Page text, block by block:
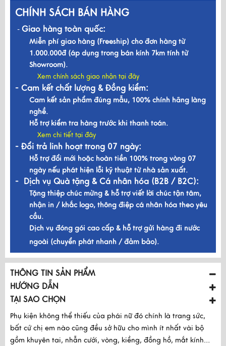
CHÍNH SÁCH BÁN HÀNG
- Giao hàng toàn quốc:
Miễn phí giao hàng (Freeship) cho đơn hàng từ
1.000.000đ (áp dụng trong bán kính 7km tính từ
Showroom).
Xem chính sách giao nhận tại đây
- Cam kết chất lượng & Đồng kiểm:
Cam kết sản phẩm đúng mẫu, 100% chính hãng làng
nghề.
Hỗ trợ kiểm tra hàng trước khi thanh toán.
Xem chi tiết tại đây
- Đổi trả linh hoạt trong 07 ngày:
Hỗ trợ đổi mới hoặc hoàn tiền 100% trong vòng 07
ngày nếu phát hiện lỗi kỹ thuật từ nhà sản xuất.
- Dịch vụ Quà tặng & Cá nhân hóa (B2B / B2C):
Tặng thiệp chúc mừng & hỗ trợ viết lời chúc tận tâm,
nhận in / khắc logo, thông điệp cá nhân hóa theo yêu
cầu.
Dịch vụ đóng gói cao cấp & hỗ trợ gửi hàng đi nước
ngoài (chuyển phát nhanh / đảm bảo).
THÔNG TIN SẢN PHẨM
HƯỚNG DẪN
TẠI SAO CHỌN
Phụ kiện không thể thiếu của phái nữ đó chính là trang sức,
bất cứ chị em nào cũng đều sở hữu cho mình ít nhất vài bộ
gồm khuyên tai, nhẫn cưới, vòng, kiềng, đồng hồ, mắt kính…